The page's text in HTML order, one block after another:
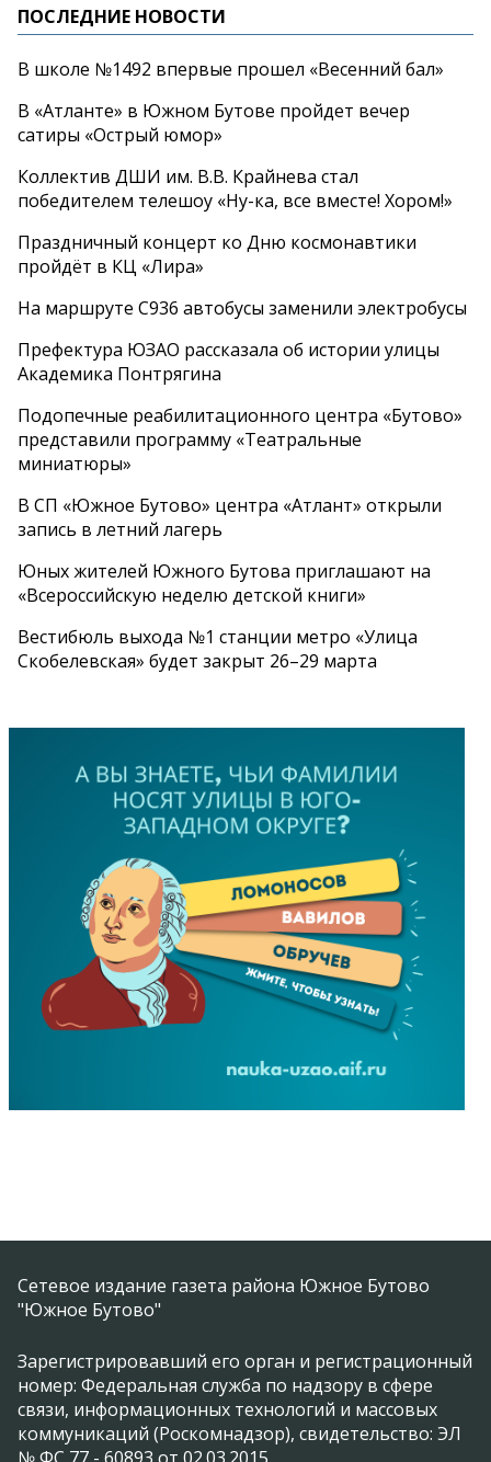
ПОСЛЕДНИЕ НОВОСТИ
В школе №1492 впервые прошел «Весенний бал»
В «Атланте» в Южном Бутове пройдет вечер
сатиры «Острый юмор»
Коллектив ДШИ им. В.В. Крайнева стал
победителем телешоу «Ну-ка, все вместе! Хором!»
Праздничный концерт ко Дню космонавтики
пройдёт в КЦ «Лира»
На маршруте С936 автобусы заменили электробусы
Префектура ЮЗАО рассказала об истории улицы
Академика Понтрягина
Подопечные реабилитационного центра «Бутово»
представили программу «Театральные
миниатюры»
В СП «Южное Бутово» центра «Атлант» открыли
запись в летний лагерь
Юных жителей Южного Бутова приглашают на
«Всероссийскую неделю детской книги»
Вестибюль выхода №1 станции метро «Улица
Скобелевская» будет закрыт 26–29 марта
Сетевое издание газета района Южное Бутово
"Южное Бутово"
Зарегистрировавший его орган и регистрационный
номер: Федеральная служба по надзору в сфере
связи, информационных технологий и массовых
коммуникаций (Роскомнадзор), свидетельство: ЭЛ